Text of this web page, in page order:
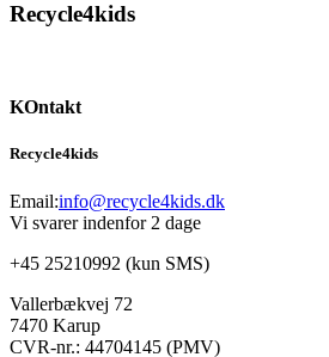
Recycle4kids
KOntakt
Recycle4kids
Email:info@recycle4kids.dk
Vi svarer indenfor 2 dage
+45 25210992 (kun SMS)
Vallerbækvej 72
7470 Karup
CVR-nr.: 44704145 (PMV)